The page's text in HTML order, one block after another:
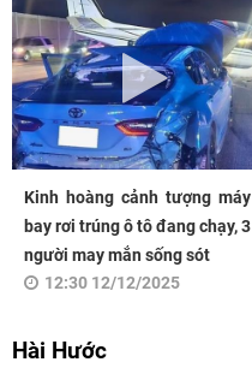
Kinh hoàng cảnh tượng máy
bay rơi trúng ô tô đang chạy, 3
người may mắn sống sót
12:30 12/12/2025
Hài Hước